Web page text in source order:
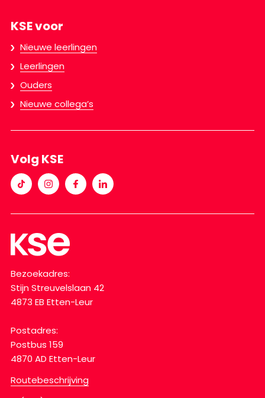
KSE voor
Nieuwe leerlingen
Leerlingen
Ouders
Nieuwe collega’s
Volg KSE
Bezoekadres:
Stijn Streuvelslaan 42
4873 EB Etten-Leur
Postadres:
Postbus 159
4870 AD Etten-Leur
Routebeschrijving